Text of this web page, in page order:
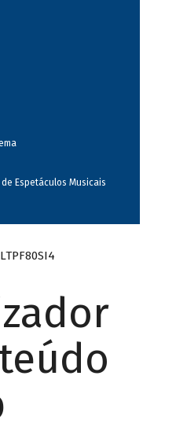
Espetáculos Musicais